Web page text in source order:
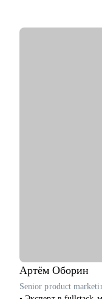
Артём Оборин